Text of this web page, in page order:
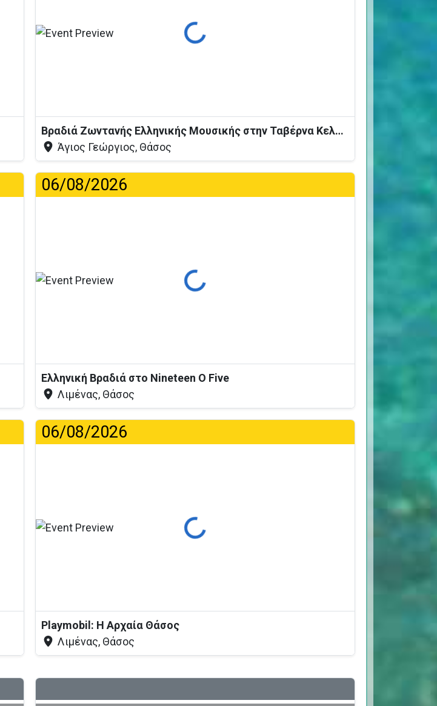
Φόρτωση...
Βραδιά Ζωντανής Ελληνικής Μουσικής στην Ταβέρνα Κελάρι
Άγιος Γεώργιος, Θάσος
06/08/2026
Φόρτωση...
Ελληνική Βραδιά στο Nineteen O Five
Λιμένας, Θάσος
06/08/2026
Φόρτωση...
Playmobil: Η Αρχαία Θάσος
Λιμένας, Θάσος